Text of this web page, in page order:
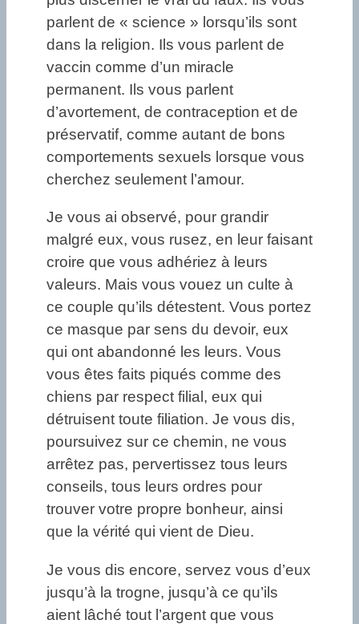
parlent de « science » lorsqu’ils sont
dans la religion. Ils vous parlent de
vaccin comme d’un miracle
permanent. Ils vous parlent
d’avortement, de contraception et de
préservatif, comme autant de bons
comportements sexuels lorsque vous
cherchez seulement l’amour.
Je vous ai observé, pour grandir
malgré eux, vous rusez, en leur faisant
croire que vous adhériez à leurs
valeurs. Mais vous vouez un culte à
ce couple qu’ils détestent. Vous portez
ce masque par sens du devoir, eux
qui ont abandonné les leurs. Vous
vous êtes faits piqués comme des
chiens par respect filial, eux qui
détruisent toute filiation. Je vous dis,
poursuivez sur ce chemin, ne vous
arrêtez pas, pervertissez tous leurs
conseils, tous leurs ordres pour
trouver votre propre bonheur, ainsi
que la vérité qui vient de Dieu.
Je vous dis encore, servez vous d’eux
jusqu’à la trogne, jusqu’à ce qu’ils
aient lâché tout l’argent que vous